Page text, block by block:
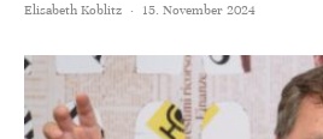
Elisabeth Koblitz · 15. November 2024